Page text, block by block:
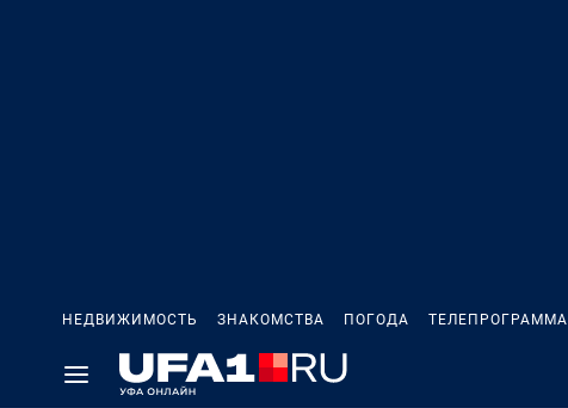
НЕДВИЖИМОСТЬ ЗНАКОМСТВА ПОГОДА ТЕЛЕПРОГРАММА